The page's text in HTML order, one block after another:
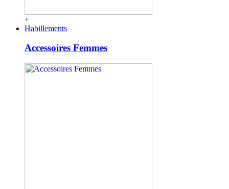
+
Habillements
Accessoires Femmes